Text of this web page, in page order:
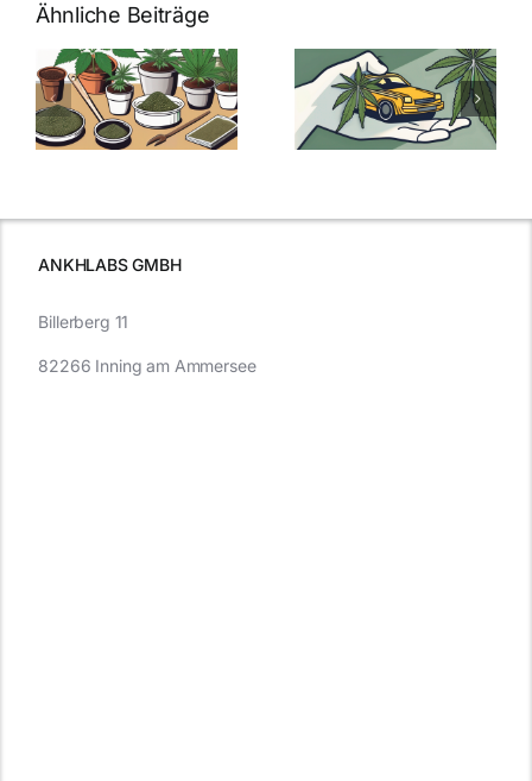
Ähnliche Beiträge
Neue THC-
Grenzwert-
Regelung:
Was Sie über
Cannabis und
müssen
Cannabis
Samen
kaufen: Alles
was Sie
ANKHLABS GMBH
Billerberg 11
82266 Inning am Ammersee